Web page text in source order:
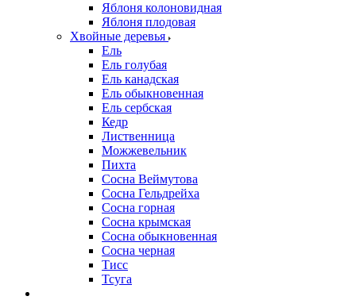
Яблоня колоновидная
Яблоня плодовая
Хвойные деревья
Ель
Ель голубая
Ель канадская
Ель обыкновенная
Ель сербская
Кедр
Лиственница
Можжевельник
Пихта
Сосна Веймутова
Сосна Гельдрейха
Сосна горная
Сосна крымская
Сосна обыкновенная
Сосна черная
Тисс
Тсуга